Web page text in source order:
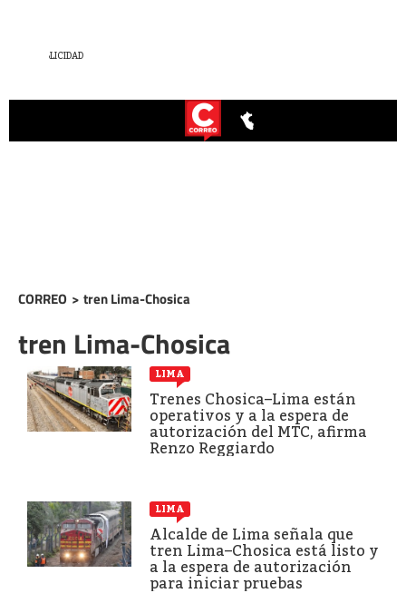
CORREO > tren Lima-Chosica
tren Lima-Chosica
LIMA
Trenes Chosica–Lima están
operativos y a la espera de
autorización del MTC, afirma
Renzo Reggiardo
LIMA
Alcalde de Lima señala que
tren Lima–Chosica está listo y
a la espera de autorización
para iniciar pruebas